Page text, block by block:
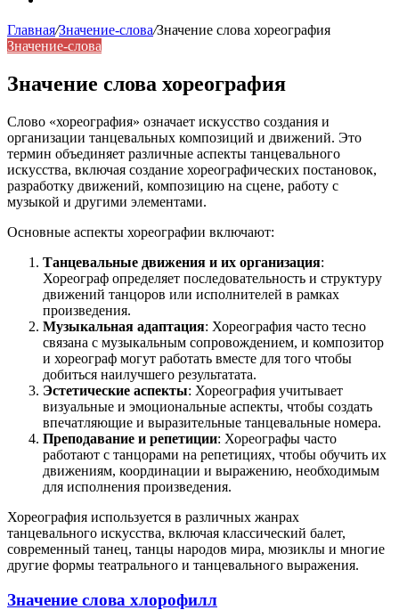
Главная/Значение-слова/Значение слова хореография
Значение-слова
Значение слова хореография
Слово «хореография» означает искусство создания и
организации танцевальных композиций и движений. Это
термин объединяет различные аспекты танцевального
искусства, включая создание хореографических постановок,
разработку движений, композицию на сцене, работу с
музыкой и другими элементами.
Основные аспекты хореографии включают:
Танцевальные движения и их организация:
Хореограф определяет последовательность и структуру
движений танцоров или исполнителей в рамках
произведения.
Музыкальная адаптация: Хореография часто тесно
связана с музыкальным сопровождением, и композитор
и хореограф могут работать вместе для того чтобы
добиться наилучшего результатата.
Эстетические аспекты: Хореография учитывает
визуальные и эмоциональные аспекты, чтобы создать
впечатляющие и выразительные танцевальные номера.
Преподавание и репетиции: Хореографы часто
работают с танцорами на репетициях, чтобы обучить их
движениям, координации и выражению, необходимым
для исполнения произведения.
Хореография используется в различных жанрах
танцевального искусства, включая классический балет,
современный танец, танцы народов мира, мюзиклы и многие
другие формы театрального и танцевального выражения.
Значение слова хлорофилл